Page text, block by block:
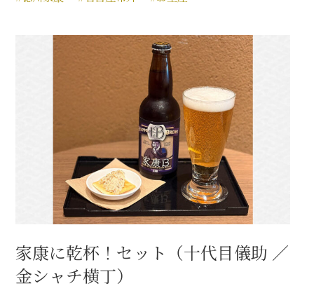
家康に乾杯！セット（十代目儀助 ／
金シャチ横丁）